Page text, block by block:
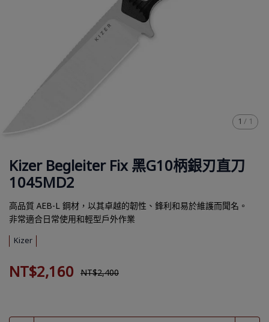
1 / 1
Kizer Begleiter Fix 黑G10柄銀刃直刀
1045MD2
高品質 AEB-L 鋼材，以其卓越的韌性、鋒利和易於維護而聞名。
非常適合日常使用和輕型戶外作業
Kizer
NT$2,160 NT$2,400